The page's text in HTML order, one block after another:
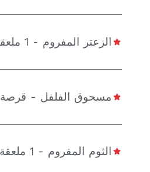
الزعتر المفروم - 1 ملعقة كبيرة
مسحوق الفلفل - قرصة
الثوم المفروم - 1 ملعقة كبيرة